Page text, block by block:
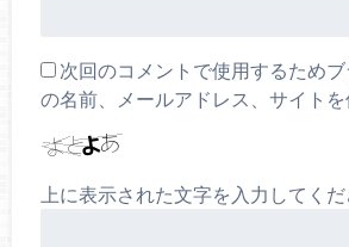
次回のコメントで使用するため
の名前、メールアドレス、サイトを
上に表示された文字を入力してくだ